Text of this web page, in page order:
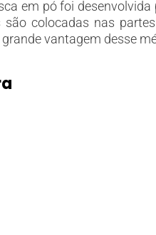
em pó foi desenvolvida
colocadas nas
vantagem desse